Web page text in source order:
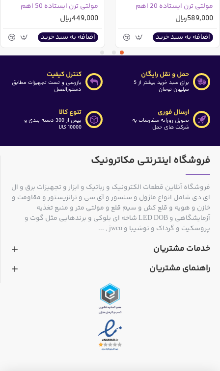
مولتی ترن ایستاده 20 اهم
589,000ریال
اضافه به سبد خرید
مولتی ترن ایستاده 50 اهم
449,000ریال
اضافه به سبد خرید
حمل و نقل رایگان
برای سبد خرید بیشتر از 5
میلیون تومان
کنترل کیفیت
بازرسی و تست تجهیزات مطابق
دستورالعمل
ارسال فوری
تحویل روزانه سفارشات به
شرکت های حمل
تنوع کالا
بیش از 300 دسته بندی و
10000 کالا
فروشگاه اینترنتی مکاترونیک
فروشگاه آنلاین قطعات الکترونیک و رباتیک و ابزار و تجهیزات برق و ال
ای دی شامل انواع ماژول و سنسور و آی سی و ترانزیستور و مقاومت و
خازن و هویه و قلع کش و سیم قلع و مولتی متر و منبع تغذیه
آزمایشگاهی و LED DOB شاخه ای بلوکی و برندهایی مثل گوت و
پروسکیت و گرداک و توشیبا و jwco , ...
خدمات مشتریان
راهنمای مشتریان